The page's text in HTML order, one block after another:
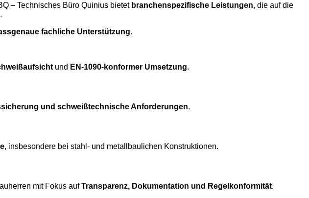
– Technisches Büro Quinius bietet branchenspezifische Leistungen, die auf die
fachliche Unterstützung.
und EN-1090-konformer Umsetzung.
und schweißtechnische Anforderungen.
, insbesondere bei stahl- und metallbaulichen Konstruktionen.
mit Fokus aufTransparenz, Dokumentation und Regelkonformität.